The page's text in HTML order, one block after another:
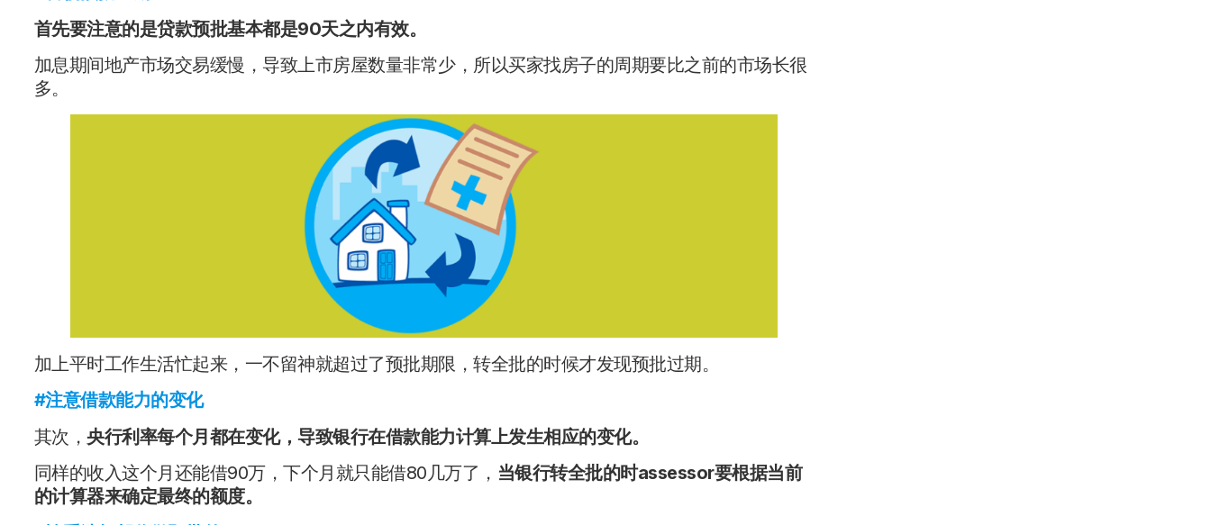
首先要注意的是贷款预批基本都是90天之内有效。
加息期间地产市场交易缓慢，导致上市房屋数量非常少，所以买家找房子的周期要比之前的市场长很
多。
加上平时工作生活忙起来，一不留神就超过了预批期限，转全批的时候才发现预批过期。
#注意借款能力的变化
其次，央行利率每个月都在变化，导致银行在借款能力计算上发生相应的变化。
同样的收入这个月还能借90万，下个月就只能借80几万了， 当银行转全批的时assessor要根据当前
的计算器来确定最终的额度。